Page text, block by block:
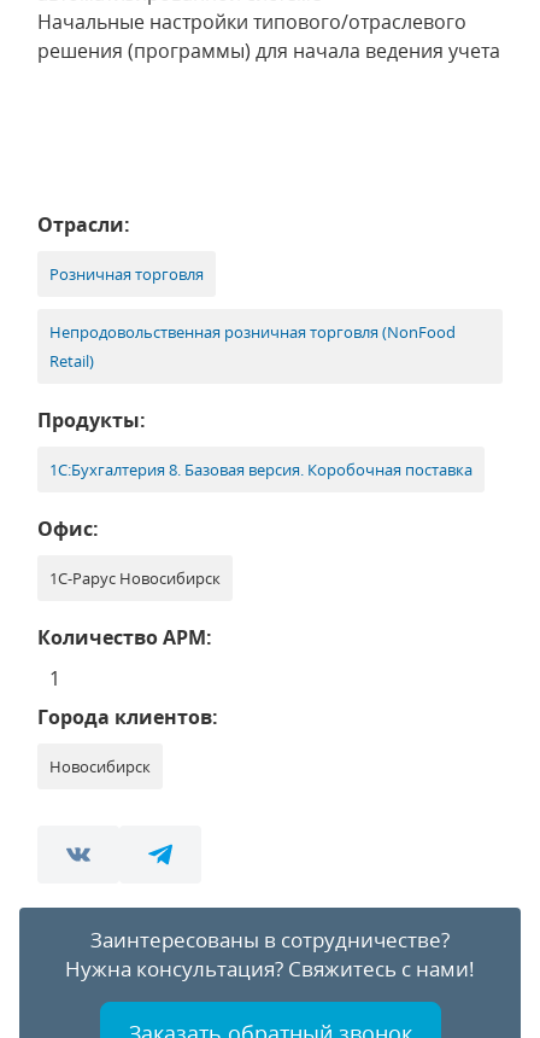
Начальные настройки типового/отраслевого
решения (программы) для начала ведения учета
Отрасли:
Розничная торговля
Непродовольственная розничная торговля (NonFood
Retail)
Продукты:
1С:Бухгалтерия 8. Базовая версия. Коробочная поставка
Офис:
1С-Рарус Новосибирск
Количество АРМ:
1
Города клиентов:
Новосибирск
Заинтересованы в сотрудничестве?
Нужна консультация? Свяжитесь с нами!